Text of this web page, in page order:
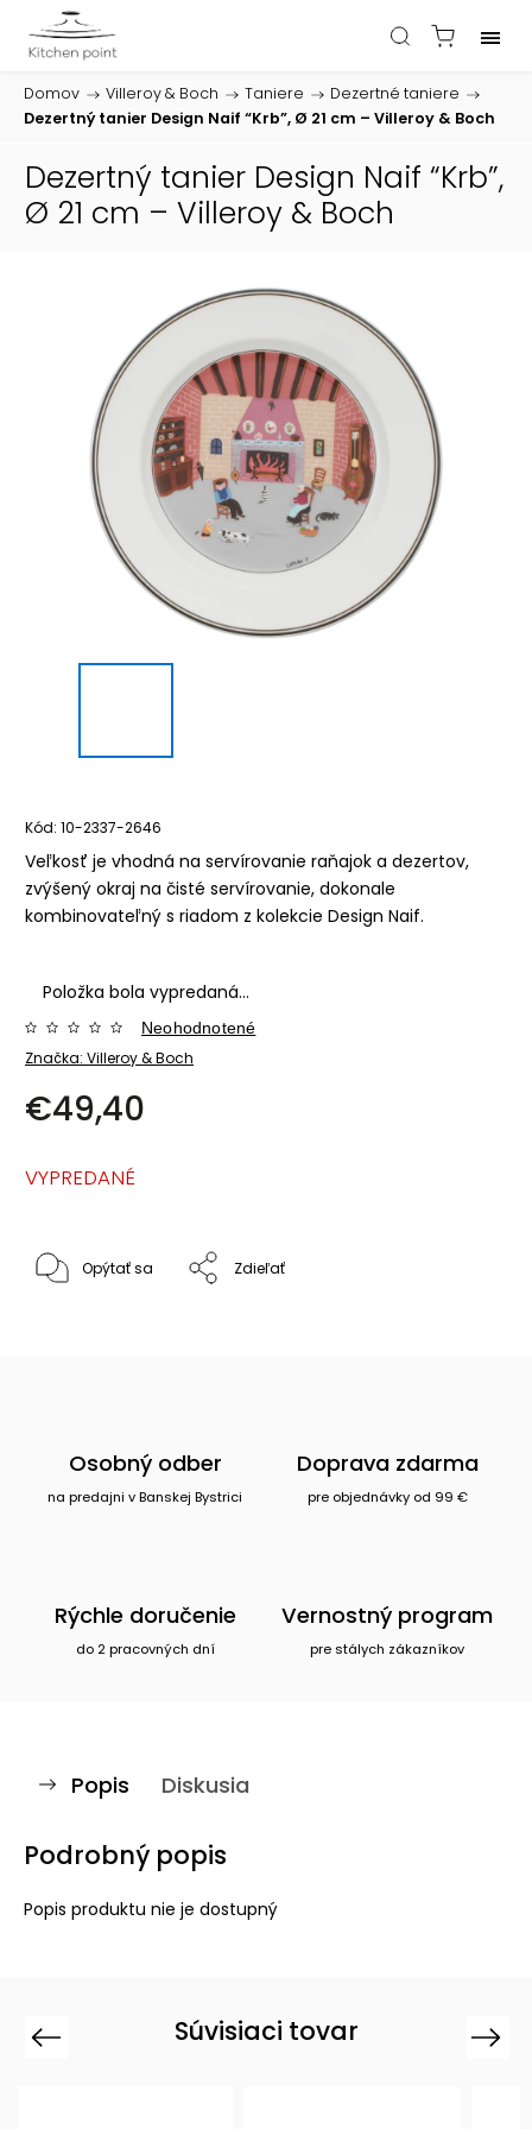
Domov / Villeroy & Boch / Taniere / Dezertné taniere /
Dezertný tanier Design Naif “Krb”, Ø 21 cm – Villeroy & Boch
Dezertný tanier Design Naif “Krb”,
Ø 21 cm – Villeroy & Boch
Kód: 10-2337-2646
Veľkosť je vhodná na servírovanie raňajok a dezertov,
zvýšený okraj na čisté servírovanie, dokonale
kombinovateľný s riadom z kolekcie Design Naif.
Položka bola vypredaná…
Značka: Villeroy & Boch
Neohodnotené
€49,40
VYPREDANÉ
Opýtať sa Zdieľať
Osobný odber
na predajni v Banskej Bystrici
Doprava zdarma
pre objednávky od 99 €
Rýchle doručenie
do 2 pracovných dní
Vernostný program
pre stálych zákazníkov
Popis Diskusia
Podrobný popis
Popis produktu nie je dostupný
Súvisiaci tovar
Previous Next